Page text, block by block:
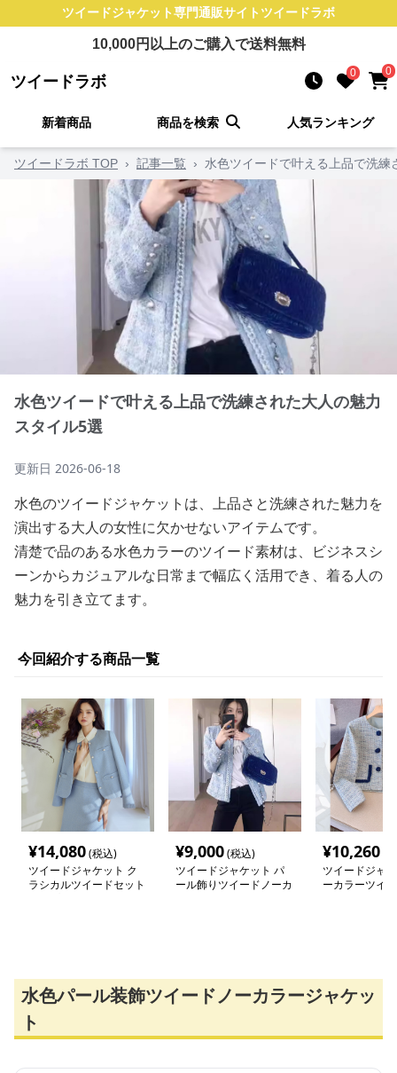
ツイードジャケット専門通販サイト ツイードラボ
10,000円以上のご購入で送料無料
ツイードラボ 0 0
新着商品 商品を検索 人気ランキング
ツイードラボ TOP › 記事一覧 › 水色ツイードで叶える上品で洗
水色ツイードで叶える上品で洗練された大人の魅力
スタイル5選
更新日 2026-06-18
水色のツイードジャケットは、上品さと洗練された魅力を
演出する大人の女性に欠かせないアイテムです。
清楚で品のある水色カラーのツイード素材は、ビジネスシ
ーンからカジュアルな日常まで幅広く活用でき、着る人の
魅力を引き立てます。
今回紹介する商品一覧
¥14,080(税込)
ツイードジャケット ク
ラシカルツイードセット
¥9,000(税込)
ツイードジャケット パ
ール飾りツイードノーカ
¥10,260
ツイードジャ
ーカラーツイ
水色パール装飾ツイードノーカラージャケッ
ト